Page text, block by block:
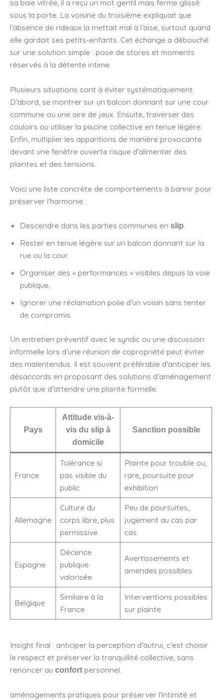
sa baie vitrée, il a reçu un mot gentil mais ferme glissé
sous la porte. La voisine du troisième expliquait que
l’absence de rideaux la mettait mal à l’aise, surtout quand
elle gardait ses petits-enfants. Cet échange a débouché
sur une solution simple : pose de stores et moments
réservés à la détente intime.
Plusieurs situations sont à éviter systématiquement.
D’abord, se montrer sur un balcon donnant sur une cour
commune ou une aire de jeux. Ensuite, traverser des
couloirs ou utiliser la piscine collective en tenue légère.
Enfin, multiplier les apparitions de manière provocante
devant une fenêtre ouverte risque d’alimenter des
plaintes et des tensions.
Voici une liste concrète de comportements à bannir pour
préserver l’harmonie :
Descendre dans les parties communes en slip.
Rester en tenue légère sur un balcon donnant sur la
rue ou la cour.
Organiser des « performances » visibles depuis la voie
publique.
Ignorer une réclamation polie d’un voisin sans tenter
de compromis.
Un entretien préventif avec le syndic ou une discussion
informelle lors d’une réunion de copropriété peut éviter
des malentendus. Il est souvent préférable d’anticiper les
désaccords en proposant des solutions d’aménagement
plutôt que d’attendre une plainte formelle.
Pays
Attitude vis-à-
vis du slip à
domicile
Sanction possible
France
Tolérance si
pas visible du
public
Plainte pour trouble ou,
rare, poursuite pour
exhibition
Allemagne
Culture du
corps libre, plus
permissive
Peu de poursuites,
jugement au cas par
cas
Espagne
Décence
publique
valorisée
Avertissements et
amendes possibles
Belgique
Similaire à la
France
Interventions possibles
sur plainte
Insight final : anticiper la perception d’autrui, c’est choisir
le respect et préserver la tranquillité collective, sans
renoncer au confort personnel.
aménagements pratiques pour préserver l’intimité et